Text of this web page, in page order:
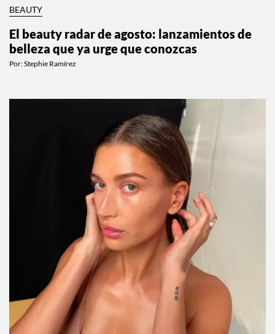
BEAUTY
El beauty radar de agosto: lanzamientos de
belleza que ya urge que conozcas
Por:Stephie Ramírez